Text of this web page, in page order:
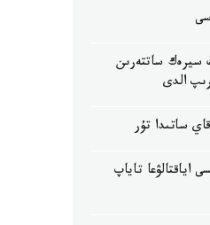
سيرەك ساتتەرىن
الدى
ساتىدا تۇر
اياقتالۋعا تاياپ